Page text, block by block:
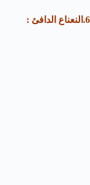
6.النعناع الدافئ :